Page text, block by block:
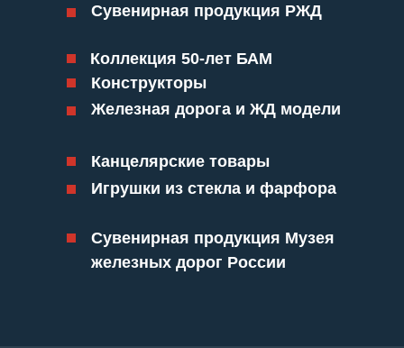
Железная дорога и ЖД модели
Конструкторы
Канцелярские товары
Сувенирная продукция РЖД
Коллекция 50-лет БАМ
Игрушки из стекла и фарфора
Сувенирная продукция Музея
железных дорог России